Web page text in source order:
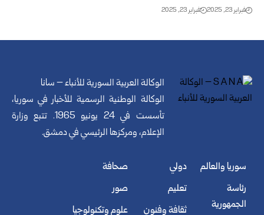
فبراير 23, 2025 فبراير 23, 2025
الوكالة العربية السورية للأنباء – سانا
الوكالة الوطنية الرسمية للأخبار في سوريا،
تأسست في 24 يونيو 1965. تتبع وزارة
الإعلام، ومركزها الرئيسي في دمشق.
سوريا والعالم
رئاسة
الجمهورية
دولي
تعليم
ثقافة وفنون
صحافة
صور
علوم وتكنولوجيا